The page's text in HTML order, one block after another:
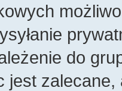
do
jest zalecane,